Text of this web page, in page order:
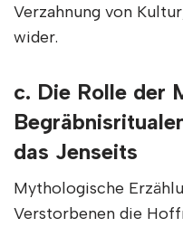
Verzahnung von
wider.
c. Die Rolle der
das Jenseits
Mythologische
Verstorbenen die